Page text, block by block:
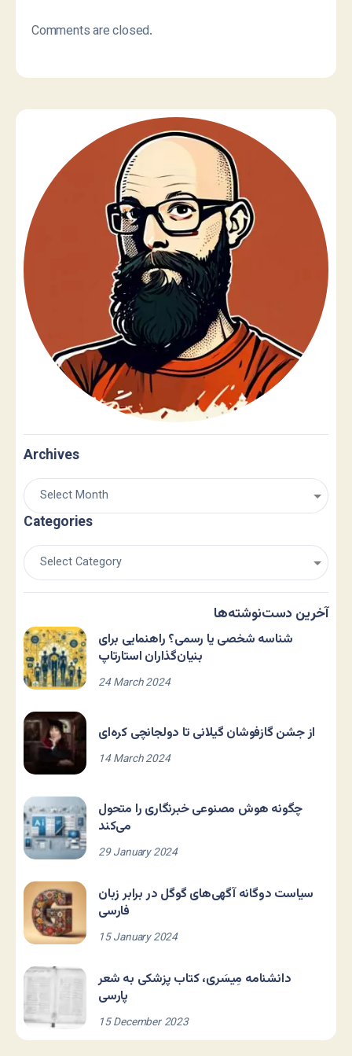
Comments are closed.
Archives
Categories
آخرین دست‌نوشته‌ها
شناسه شخصی یا رسمی؟ راهنمایی برای
بنیان‌گذاران استارتاپ
24 March 2024
از جشن گازفوشان گیلانی تا دولجانچی کره‌ای
14 March 2024
چگونه هوش مصنوعی خبرنگاری را متحول
می‌کند
29 January 2024
سیاست دوگانه آگهی‌های گوگل در برابر زبان
فارسی
15 January 2024
دانشنامه مِیسَری، کتاب پزشکی به شعر
پارسی
15 December 2023